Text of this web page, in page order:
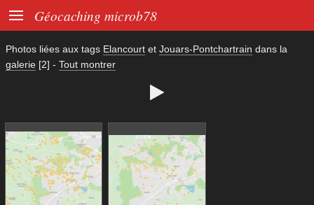
 Géocaching microb78
Photos liées aux tags Elancourt et Jouars-Pontchartrain dans la
galerie [2] - Tout montrer
